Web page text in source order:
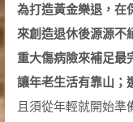
為打造黃金樂退，在
來創造退休後源源不
重大傷病險來補足最
讓年老生活有靠山；
且須從年輕就開始準